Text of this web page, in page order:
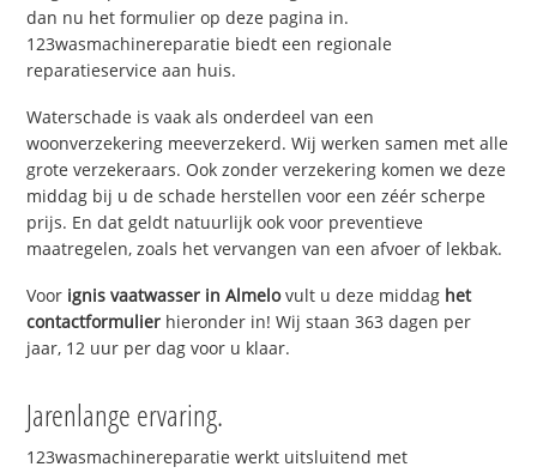
dan nu het formulier op deze pagina in.
123wasmachinereparatie biedt een regionale
reparatieservice aan huis.
Waterschade is vaak als onderdeel van een
woonverzekering meeverzekerd. Wij werken samen met alle
grote verzekeraars. Ook zonder verzekering komen we deze
middag bij u de schade herstellen voor een zéér scherpe
prijs. En dat geldt natuurlijk ook voor preventieve
maatregelen, zoals het vervangen van een afvoer of lekbak.
Voor ignis vaatwasser in Almelovult u deze middag het
contactformulier hieronder in! Wij staan 363 dagen per
jaar, 12 uur per dag voor u klaar.
Jarenlange ervaring.
123wasmachinereparatie werkt uitsluitend met